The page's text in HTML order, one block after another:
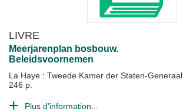
LIVRE
Meerjarenplan bosbouw.
Beleidsvoornemen
La Haye : Tweede Kamer der Staten-Generaal
246 p.
Plus d'information...